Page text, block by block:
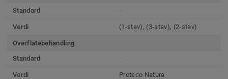
Standard
-
Verdi (1-stav), (3-stav), (2-stav)
Overflatebehandling
Standard
-
Verdi Proteco Natura